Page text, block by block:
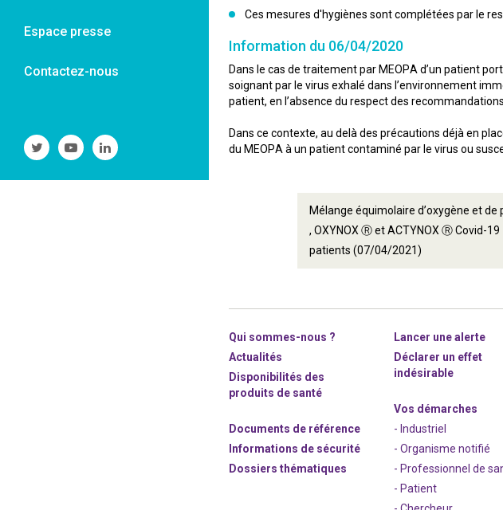
Espace presse
Contactez-nous
Suivre
l'ANSM
Twitter
Suivre
l'ANSM
Youtube
Suivre
l'ANSM
Linkedin
Ces mesures d'hygiènes sont complétées par le
Information du 06/04/2020
Dans le cas de traitement par MEOPA d’un patient
soignant par le virus exhalé dans l’environnement
patient, en l’absence du respect des
Dans ce contexte, au delà des précautions déjà en
du MEOPA à un patient contaminé par le virus ou
Mélange équimolaire d’oxygène et
, OXYNOX Ⓡ et ACTYNOX Ⓡ Covid-
patients (07/04/2021)
Qui sommes-nous ?
Actualités
Disponibilités des
produits de santé
Documents de référence
Informations de sécurité
Dossiers thématiques
Lancer une alerte
Déclarer un effet
indésirable
Vos démarches
- Industriel
- Organisme notifié
- Professionnel de
- Patient